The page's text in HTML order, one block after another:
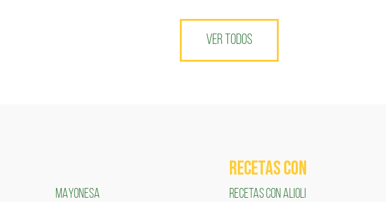
VER TODOS
MAYONESA
RECETAS COn
RECETAS CON ALIOLI